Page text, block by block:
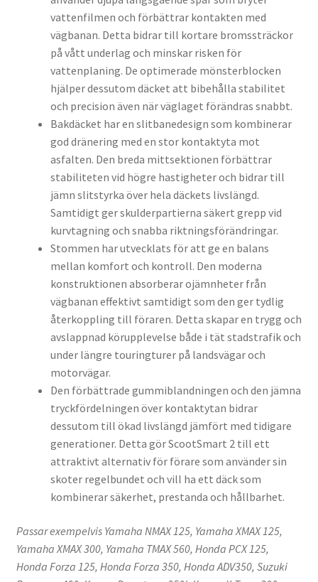
vattenfilmen och förbättrar kontakten med
vägbanan. Detta bidrar till kortare bromssträckor
på vått underlag och minskar risken för
vattenplaning. De optimerade mönsterblocken
hjälper dessutom däcket att bibehålla stabilitet
och precision även när väglaget förändras snabbt.
Bakdäcket har en slitbanedesign som kombinerar
god dränering med en stor kontaktyta mot
asfalten. Den breda mittsektionen förbättrar
stabiliteten vid högre hastigheter och bidrar till
jämn slitstyrka över hela däckets livslängd.
Samtidigt ger skulderpartierna säkert grepp vid
kurvtagning och snabba riktningsförändringar.
Stommen har utvecklats för att ge en balans
mellan komfort och kontroll. Den moderna
konstruktionen absorberar ojämnheter från
vägbanan effektivt samtidigt som den ger tydlig
återkoppling till föraren. Detta skapar en trygg och
avslappnad körupplevelse både i tät stadstrafik och
under längre touringturer på landsvägar och
motorvägar.
Den förbättrade gummiblandningen och den jämna
tryckfördelningen över kontaktytan bidrar
dessutom till ökad livslängd jämfört med tidigare
generationer. Detta gör ScootSmart 2 till ett
attraktivt alternativ för förare som använder sin
skoter regelbundet och vill ha ett däck som
kombinerar säkerhet, prestanda och hållbarhet.
Passar exempelvis Yamaha NMAX 125, Yamaha XMAX 125,
Yamaha XMAX 300, Yamaha TMAX 560, Honda PCX 125,
Honda Forza 125, Honda Forza 350, Honda ADV350, Suzuki